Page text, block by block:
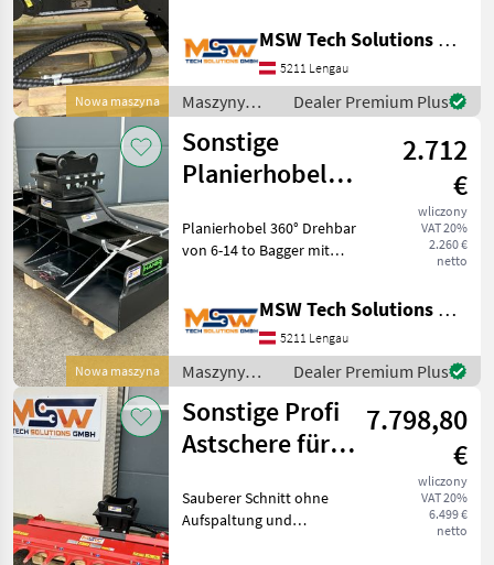
Nowa maszyna
Bagger, 360° Drehbar,
Öffnungsweite 770mm,
Schalenbreite 35
MSW Tech Solutions GmbH
5211 Lengau
Maszyny
budowlane /
Sonstige
Dealer Premium Plus
Nowa maszyna
Sonstige
Planierhobel
von 6-14 to
2.712
€
wliczony
VAT 20%
2.260 €
netto
Planierhobel 360° Drehbar
von 6-14 to Bagger mit
Steigern Sie die Effizienz
Ihres Minibaggers mit
unserem vielsei
MSW Tech Solutions GmbH
5211 Lengau
Maszyny
budowlane /
Sonstige
Dealer Premium Plus
Sonstige Profi
Astschere für
14to
7.798,80
€
wliczony
VAT 20%
6.499 €
netto
Sauberer Schnitt ohne
Aufspaltung und